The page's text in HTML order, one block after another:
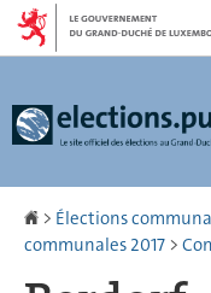
Aller
navigation
Aller
Accueil
> Élections
communales 2017 >